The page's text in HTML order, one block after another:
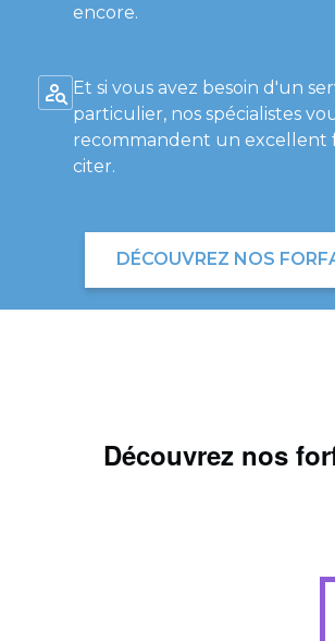
encore.
Et si vous avez besoin d'un
particulier, nos spécialistes
recommandent un excellent
citer.
DÉCOUVREZ NOS
Découvrez nos